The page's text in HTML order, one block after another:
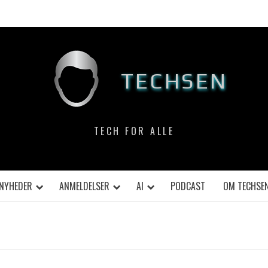
TECHSEN
TECH FOR ALLE
NYHEDER ANMELDELSER AI PODCAST OM